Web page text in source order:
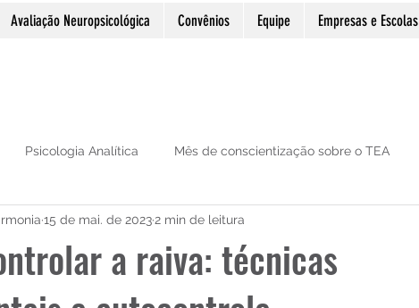
Avaliação Neuropsicológica Convênios Equipe Empresas e Escolas
Psicologia Analítica Mês de conscientização sobre o TEA
a raiva: técnicas
15 de mai. de 2023 2 min de leitura